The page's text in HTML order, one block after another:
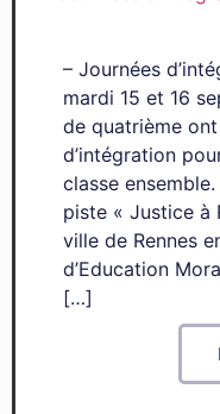
– Journées
mardi 15 et 16
de quatrième
d’intégration
classe
piste « Justice à
ville de Rennes
d’Education
[…]